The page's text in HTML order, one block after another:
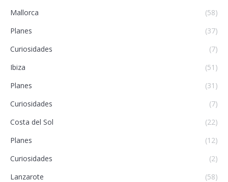
Mallorca
(58)
Planes
(37)
Curiosidades
(7)
Ibiza
(51)
Planes
(31)
Curiosidades
(7)
Costa del Sol
(22)
Planes
(12)
Curiosidades
(2)
Lanzarote
(58)